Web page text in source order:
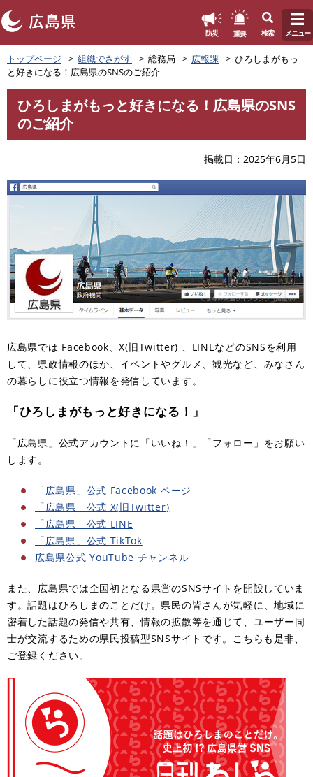
ペ
ー
ジ
の
で
防災 重要 検索 メニュー
トップページ 組織でさがす 総務局 広報課
ひろしまがもっ
と好きになる！広島県のSNSのご紹介
ひろしまがもっと好きになる！広島県のSNS
のご紹介
掲載日 2025年6月5日
広島県では Facebook、X(旧Twitter) 、LINEなどのSNSを利用
して、県政情報のほか、イベントやグルメ、観光など、みなさん
の暮らしに役立つ情報を発信しています。
「ひろしまがもっと好きになる！」
「広島県」公式アカウントに「いいね！」「フォロー」をお願い
します。
「広島県」公式 Facebook ページ
「広島県」公式 X(旧Twitter)
「広島県」公式 LINE
「広島県」公式 TikTok
広島県公式 YouTube チャンネル
また、広島県では全国初となる県営のSNSサイトを開設していま
す。話題はひろしまのことだけ。県民の皆さんが気軽に、地域に
密着した話題の発信や共有、情報の拡散等を通じて、ユーザー同
士が交流するための県民投稿型SNSサイトです。こちらも是非、
ご登録ください。